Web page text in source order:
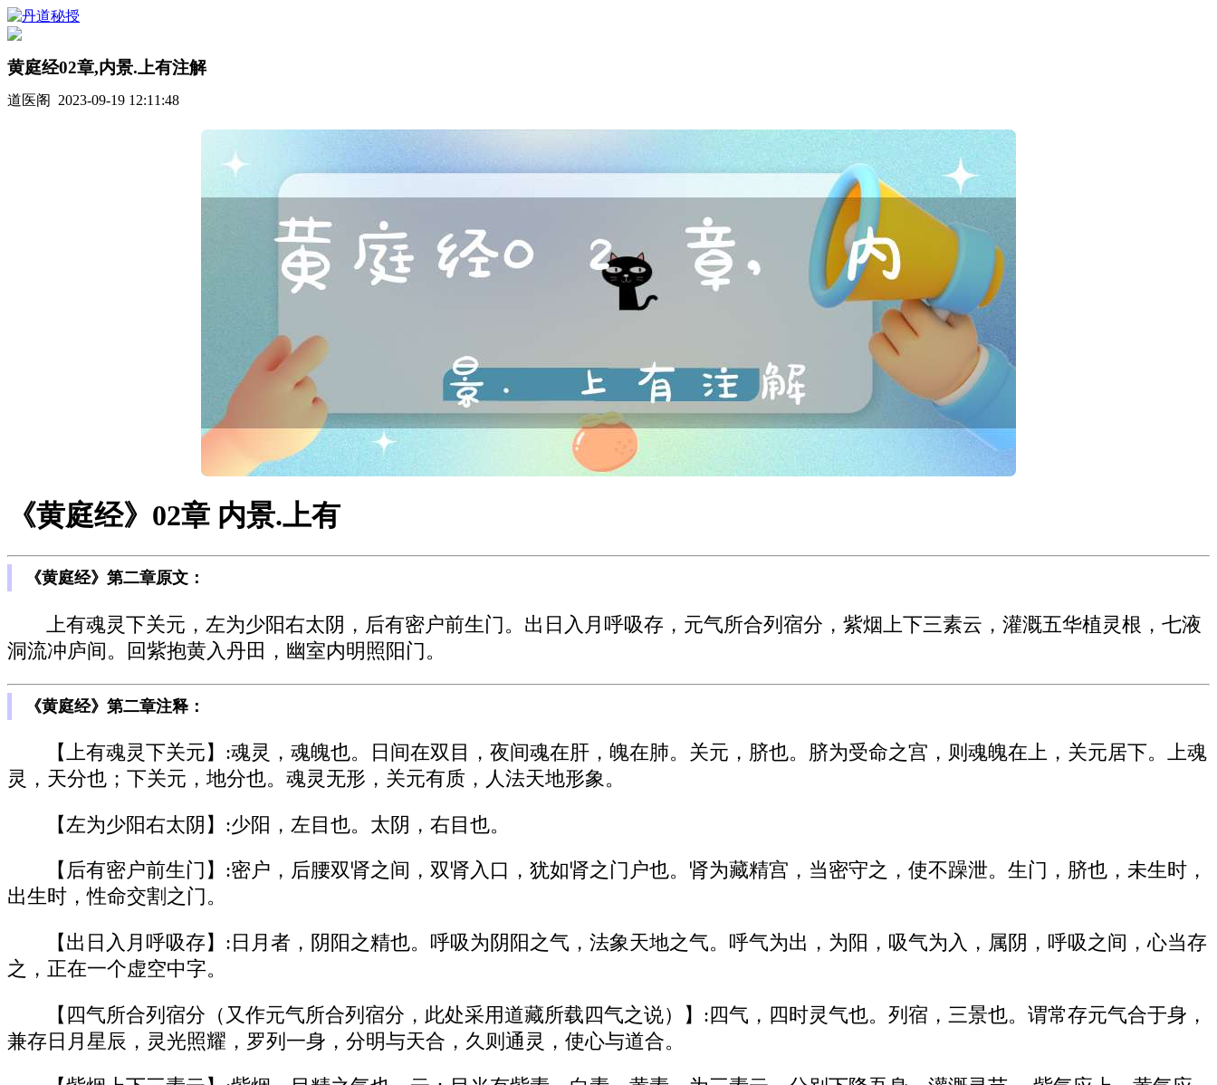
黄庭经02章,内景.上有注解
道医阁 2023-09-19 12:11:48
《黄庭经》02章 内景.上有
《黄庭经》第二章原文：
上有魂灵下关元，左为少阳右太阴，后有密户前生门。出日入月呼吸存，元气所合列宿分，紫烟上下三素云，灌溉五华植灵根，七液
洞流冲庐间。回紫抱黄入丹田，幽室内明照阳门。
《黄庭经》第二章注释：
【上有魂灵下关元】:魂灵，魂魄也。日间在双目，夜间魂在肝，魄在肺。关元，脐也。脐为受命之宫，则魂魄在上，关元居下。上魂
灵，天分也；下关元，地分也。魂灵无形，关元有质，人法天地形象。
【左为少阳右太阴】:少阳，左目也。太阴，右目也。
【后有密户前生门】:密户，后腰双肾之间，双肾入口，犹如肾之门户也。肾为藏精宫，当密守之，使不躁泄。生门，脐也，未生时，
出生时，性命交割之门。
【出日入月呼吸存】:日月者，阴阳之精也。呼吸为阴阳之气，法象天地之气。呼气为出，为阳，吸气为入，属阴，呼吸之间，心当存
之，正在一个虚空中字。
【四气所合列宿分（又作元气所合列宿分，此处采用道藏所载四气之说）】:四气，四时灵气也。列宿，三景也。谓常存元气合于身，
兼存日月星辰，灵光照耀，罗列一身，分明与天合，久则通灵，使心与道合。